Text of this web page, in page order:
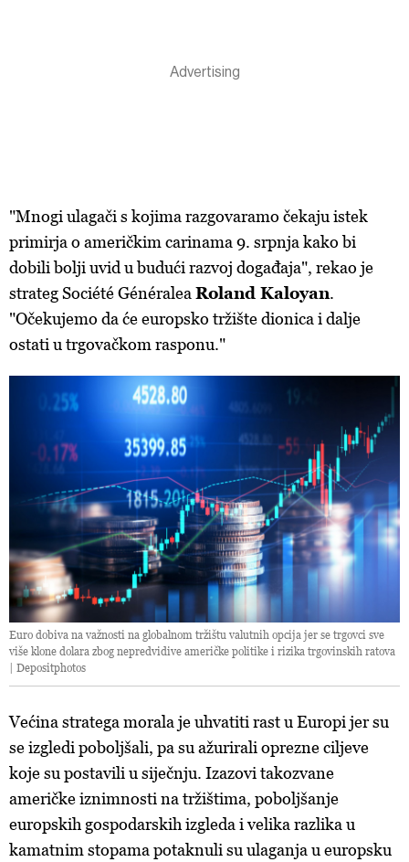
"Mnogi ulagači s kojima razgovaramo čekaju istek
primirja o američkim carinama 9. srpnja kako bi
dobili bolji uvid u budući razvoj događaja", rekao je
strateg Société Généralea Roland Kaloyan.
"Očekujemo da će europsko tržište dionica i dalje
ostati u trgovačkom rasponu."
Euro dobiva na važnosti na globalnom tržištu valutnih opcija jer se trgovci sve
više klone dolara zbog nepredvidive američke politike i rizika trgovinskih ratova
| Depositphotos
Većina stratega morala je uhvatiti rast u Europi jer su
se izgledi poboljšali, pa su ažurirali oprezne ciljeve
koje su postavili u siječnju. Izazovi takozvane
američke iznimnosti na tržištima, poboljšanje
europskih gospodarskih izgleda i velika razlika u
kamatnim stopama potaknuli su ulaganja u europsku